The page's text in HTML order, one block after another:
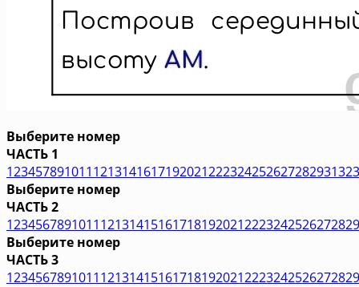
Выберите номер
ЧАСТЬ 1
123457891011121314161719202122232425262728293132
Выберите номер
ЧАСТЬ 2
1234567891011121314151617181920212223242526272829
Выберите номер
ЧАСТЬ 3
1234567891011121314151617181920212223242526272829